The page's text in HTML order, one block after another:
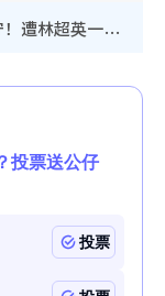
TVB新闻主播陈嘉欣镜头前罕见失守！遭林超英一句话突袭吓坏当场大笑